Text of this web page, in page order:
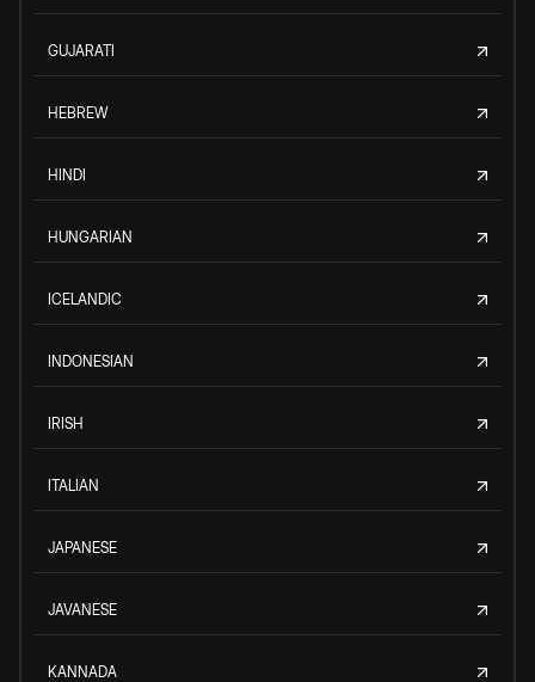
GUJARATI
HEBREW
HINDI
HUNGARIAN
ICELANDIC
INDONESIAN
IRISH
ITALIAN
JAPANESE
JAVANESE
KANNADA